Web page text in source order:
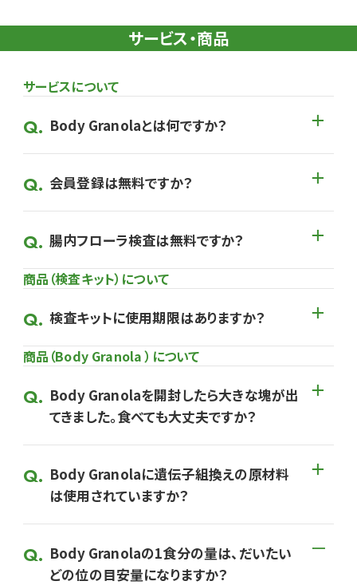
サービス・商品
サービスについて
Body Granolaとは何ですか？
会員登録は無料ですか？
腸内フローラ検査は無料ですか？
商品（検査キット）について
検査キットに使用期限はありますか？
商品（Body Granola ）について
Body Granolaを開封したら大きな塊が出
てきました。食べても大丈夫ですか？
Body Granolaに遺伝子組換えの原材料
は使用されていますか？
Body Granolaの1食分の量は、だいたい
どの位の目安量になりますか？